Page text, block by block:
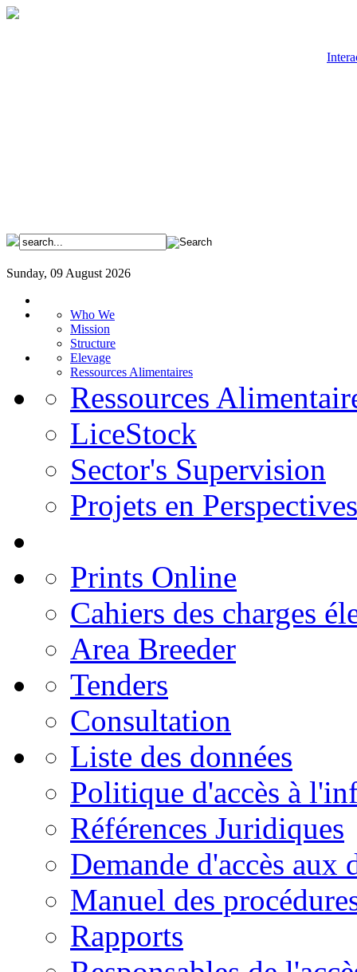
Sunday, 09 August 2026
Who We
Mission
Structure
Elevage
Ressources Alimentaires
Ressources
LiceStock
Sector's Supervision
Projets en Perspectives
Prints Online
Cahiers des charges
Area Breeder
Tenders
Consultation
Liste des données
Politique d'accès à
Références Juridiques
Demande d'accès aux
Manuel des
Rapports